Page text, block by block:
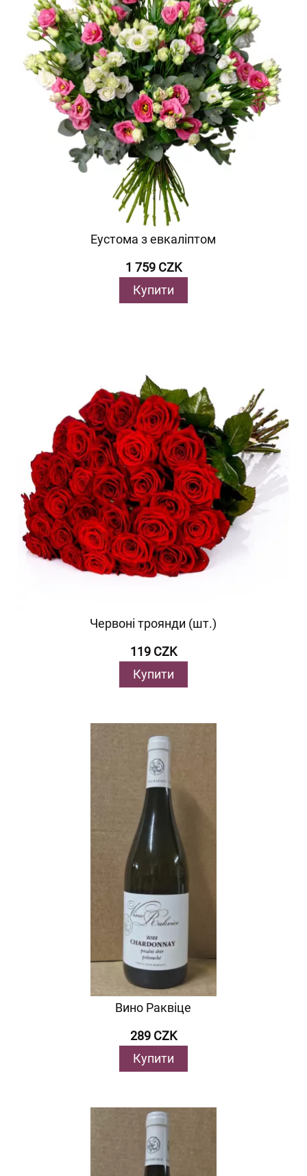
Еустома з евкаліптом
1 759 CZK
Купити
Червоні троянди (шт.)
119 CZK
Купити
Вино Раквіце
289 CZK
Купити